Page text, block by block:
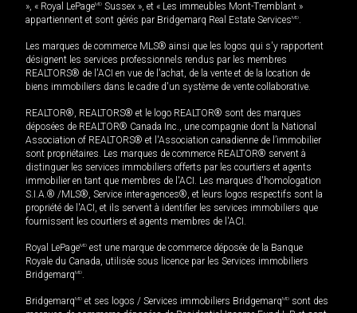
», « Royal LePageMD Sussex », et « Les immeubles Mont-Tremblant »
appartiennent et sont gérés par Bridgemarq Real Estate ServicesMD.
Les marques de commerce MLS® ainsi que les logos qui s'y rapportent
désignent les services professionnels rendus par les membres
REALTORS® de l'ACI en vue de l'achat, de la vente et de la location de
biens immobiliers dans le cadre d'un système de vente collaborative.
REALTOR®, REALTORS® et le logo REALTOR® sont des marques
déposées de REALTOR® Canada Inc., une compagnie dont la National
Association of REALTORS® et l'Association canadienne de l’immobilier
sont propriétaires. Les marques de commerce REALTOR® servent à
distinguer les services immobiliers offerts par les courtiers et agents
immobilier en tant que membres de l'ACI. Les marques d'homologation
S.I.A.® /MLS®, Service inter-agences®, et leurs logos respectifs sont la
propriété de l'ACI, et ils servent à identifier les services immobiliers que
fournissent les courtiers et agents membres de l'ACI.
Royal LePageMD est une marque de commerce déposée de la Banque
Royale du Canada, utilisée sous licence par les Services immobiliers
BridgemarqMD.
BridgemarqMD et ses logos / Services immobiliers BridgemarqMD sont des